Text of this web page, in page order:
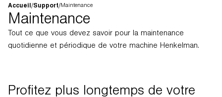
Accueil/Support/Maintenance
Maintenance
Tout ce que vous devez savoir pour la maintenance
quotidienne et périodique de votre machine Henkelman.
Profitez plus longtemps de votre